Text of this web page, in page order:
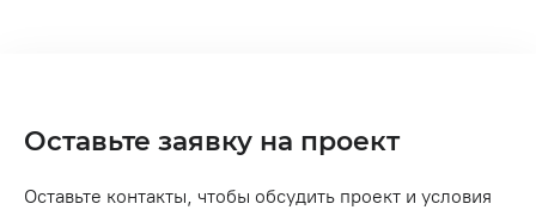
Оставьте заявку на проект
Оставьте контакты, чтобы обсудить проект и условия